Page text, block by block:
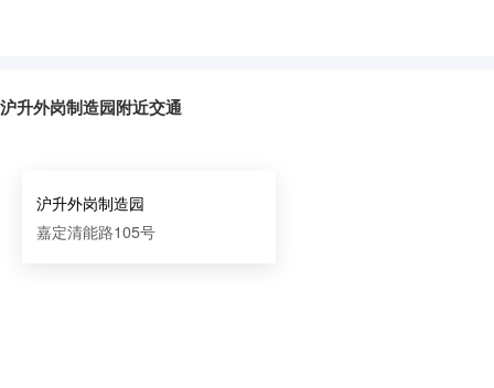
沪升外岗制造园附近交通
沪升外岗制造园
嘉定清能路105号